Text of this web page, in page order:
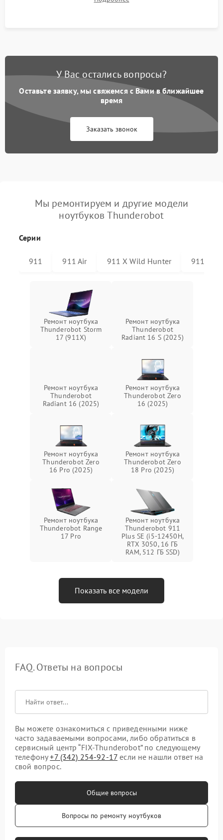
системы под пиковой нагрузкой.
У Вас остались вопросы?
Оставьте заявку, мы свяжемся с Вами в ближайшее
время
Заказать звонок
Мы ремонтируем и другие модели
ноутбуков Thunderobot
Серии
911 911 Air 911 X Wild Hunter 911 Plus
Ремонт ноутбука
Thunderobot Storm
17 (911X)
Ремонт ноутбука
Thunderobot
Radiant 16 S (2025)
Ремонт ноутбука
Thunderobot
Radiant 16 (2025)
Ремонт ноутбука
Thunderobot Zero
16 (2025)
Ремонт ноутбука
Thunderobot Zero
16 Pro (2025)
Ремонт ноутбука
Thunderobot Zero
18 Pro (2025)
Ремонт ноутбука
Thunderobot Range
17 Pro
Ремонт ноутбука
Thunderobot 911
Plus SE (i5-12450H,
RTX 3050, 16 ГБ
RAM, 512 ГБ SSD)
Показать все модели
FAQ. Ответы на вопросы
Вы можете ознакомиться с приведенными ниже
часто задаваемыми вопросами, либо обратиться в
сервисный центр “FIX-Thunderobot” по следующему
телефону+7 (342) 254-92-17 если не нашли ответ на
свой вопрос.
Общие вопросы
Вопросы по ремонту ноутбуков